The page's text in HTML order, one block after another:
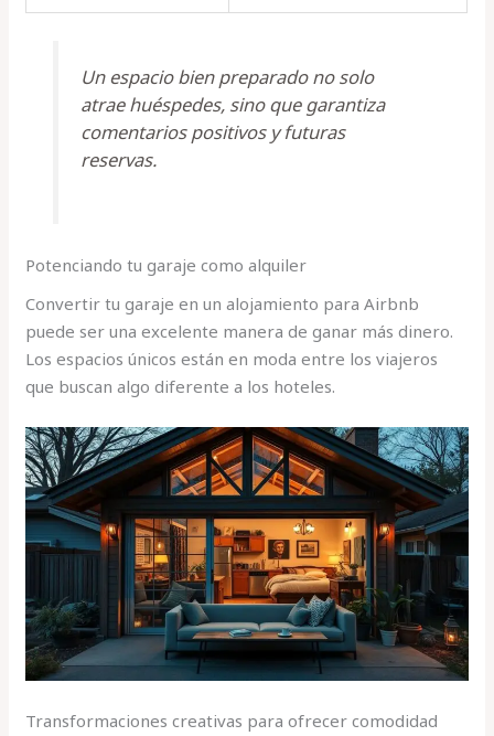
Un espacio bien preparado no solo
atrae huéspedes, sino que garantiza
comentarios positivos y futuras
reservas.
Potenciando tu garaje como alquiler
Convertir tu garaje en un alojamiento para Airbnb
puede ser una excelente manera de ganar más dinero.
Los espacios únicos están en moda entre los viajeros
que buscan algo diferente a los hoteles.
Transformaciones creativas para ofrecer comodidad